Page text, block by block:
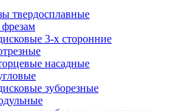
твердосплавные
3-х сторонние
насадные
зуборезные